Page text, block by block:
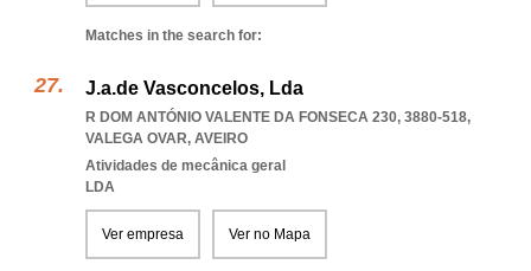
Matches in the search for:
J.a.de Vasconcelos, Lda
R DOM ANTÓNIO VALENTE DA FONSECA 230, 3880-518,
VALEGA OVAR, AVEIRO
Atividades de mecânica geral
LDA
Ver empresa Ver no Mapa